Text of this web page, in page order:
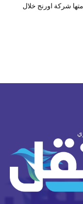
شركة اورنج خلال